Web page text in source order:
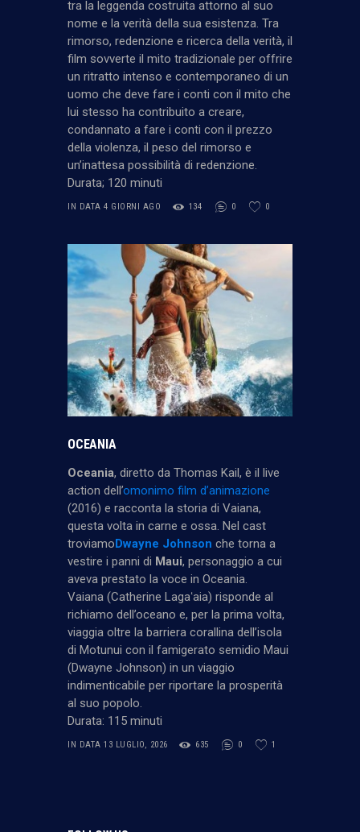
tra la leggenda costruita attorno al suo
nome e la verità della sua esistenza. Tra
rimorso, redenzione e ricerca della verità, il
film sovverte il mito tradizionale per offrire
un ritratto intenso e contemporaneo di un
uomo che deve fare i conti con il mito che
lui stesso ha contribuito a creare,
condannato a fare i conti con il prezzo
della violenza, il peso del rimorso e
un’inattesa possibilità di redenzione.
Durata; 120 minuti
IN DATA 4 GIORNI AGO 134 0 0
OCEANIA
Oceania, diretto da Thomas Kail, è il live
action dell’omonimo film d’animazione
(2016) e racconta la storia di Vaiana,
questa volta in carne e ossa. Nel cast
troviamo Dwayne Johnson che torna a
vestire i panni di Maui, personaggio a cui
aveva prestato la voce in Oceania.
Vaiana (Catherine Lagaʻaia) risponde al
richiamo dell’oceano e, per la prima volta,
viaggia oltre la barriera corallina dell’isola
di Motunui con il famigerato semidio Maui
(Dwayne Johnson) in un viaggio
indimenticabile per riportare la prosperità
al suo popolo.
Durata: 115 minuti
IN DATA 13 LUGLIO, 2026 635 0 1